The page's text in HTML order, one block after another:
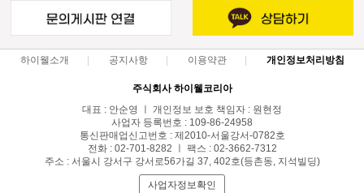
하이웰소개 공지사항 이용약관 개인정보처리방침
주식회사 하이웰코리아
대표 : 안순영 ㅣ 개인정보 보호 책임자 : 원현정
사업자 등록번호 : 109-86-24958
통신판매업신고번호 : 제2010-서울강서-0782호
전화 : 02-701-8282 ㅣ 팩스 : 02-3662-7312
주소 : 서울시 강서구 강서로56가길 37, 402호(등촌동, 지석빌딩)
사업자정보확인